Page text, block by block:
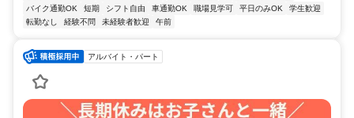
バイク通勤OK
短期 シフト自由 車通勤OK 職場見学可 平日のみOK
学生歓迎
転勤なし
経験不問 未経験者歓迎 午前
アルバイト・パート